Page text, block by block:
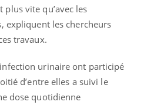
vite qu’avec les
expliquent les chercheurs
travaux.
urinaire ont participé
d’entre elles a suivi le
dose quotidienne